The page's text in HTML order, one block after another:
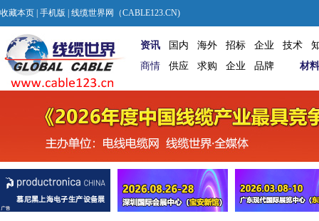
收藏本页 手机版 | 线缆世界网（CABLE123.CN)
资讯 国内 海外 招标 企业 技术
商情
供应 求购 企业 品牌 材料